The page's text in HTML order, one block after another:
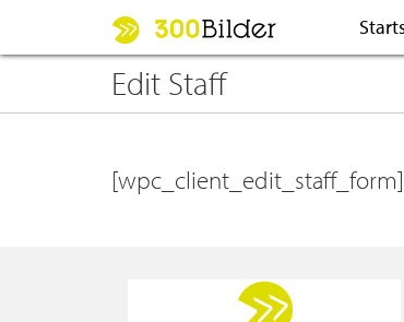
Edit Staff
[wpc_client_edit_staff_form]